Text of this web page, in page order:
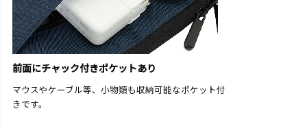
前面にチャック付きポケットあり
マウスやケーブル等、小物類も収納可能なポケット付
きです。